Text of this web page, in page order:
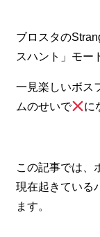
ブロスタの
スハント」モー
一見楽しいボス
ムのせいで
に
この記事では、
現在起きている
ます。